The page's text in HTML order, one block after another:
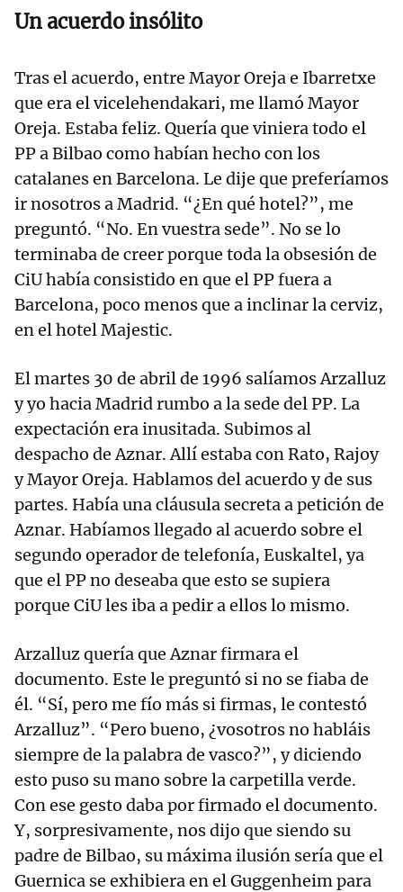
Un acuerdo insólito
Tras el acuerdo, entre Mayor Oreja e Ibarretxe
que era el vicelehendakari, me llamó Mayor
Oreja. Estaba feliz. Quería que viniera todo el
PP a Bilbao como habían hecho con los
catalanes en Barcelona. Le dije que preferíamos
ir nosotros a Madrid. “¿En qué hotel?”, me
preguntó. “No. En vuestra sede”. No se lo
terminaba de creer porque toda la obsesión de
CiU había consistido en que el PP fuera a
Barcelona, poco menos que a inclinar la cerviz,
en el hotel Majestic.
El martes 30 de abril de 1996 salíamos Arzalluz
y yo hacia Madrid rumbo a la sede del PP. La
expectación era inusitada. Subimos al
despacho de Aznar. Allí estaba con Rato, Rajoy
y Mayor Oreja. Hablamos del acuerdo y de sus
partes. Había una cláusula secreta a petición de
Aznar. Habíamos llegado al acuerdo sobre el
segundo operador de telefonía, Euskaltel, ya
que el PP no deseaba que esto se supiera
porque CiU les iba a pedir a ellos lo mismo.
Arzalluz quería que Aznar firmara el
documento. Este le preguntó si no se fiaba de
él. “Sí, pero me fío más si firmas, le contestó
Arzalluz”. “Pero bueno, ¿vosotros no habláis
siempre de la palabra de vasco?”, y diciendo
esto puso su mano sobre la carpetilla verde.
Con ese gesto daba por firmado el documento.
Y, sorpresivamente, nos dijo que siendo su
padre de Bilbao, su máxima ilusión sería que el
Guernica se exhibiera en el Guggenheim para